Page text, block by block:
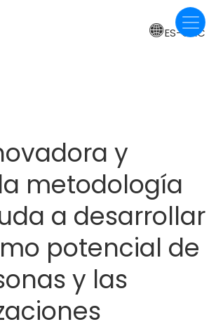
ES-CAC
y
metodología
a desarrollar
potencial de
y las